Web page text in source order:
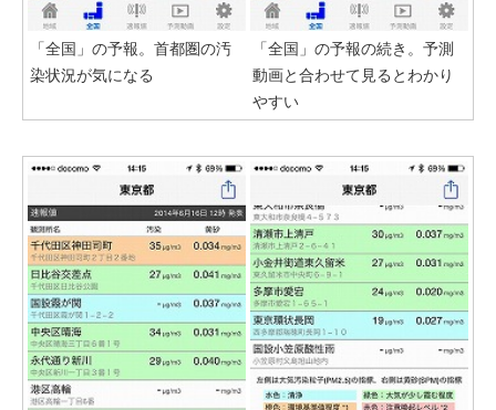
「全国」の予報。首都圏の汚
染状況が気になる
「全国」の予報の続き。予測
動画と合わせて見るとわかり
やすい